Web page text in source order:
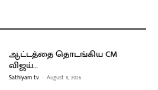
ஆட்டத்தை தொடங்கிய CM
விஜய்…
Sathiyam tv - August 8, 2026